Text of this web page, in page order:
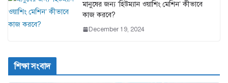
মানুষের জন্য ‘হিউম্যান ওয়াশিং মেশিন’ কীভাবে
কাজ করবে?
December 19, 2024
শিক্ষা সংবাদ